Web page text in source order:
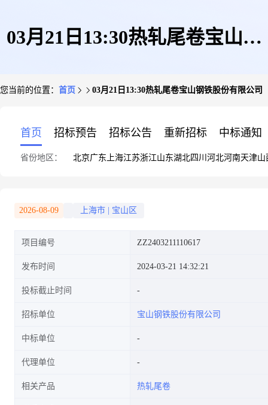
03月21日13:30热轧尾卷宝山钢
您当前的位置： 首页 03月21日13:30热轧尾卷宝山钢铁股份有限公司
首页 招标预告 招标公告 重新招标 中标通知
省份地区： 北京广东 上海江苏浙江山东湖北四川 河北河南天津山
2026-08-09 上海市 宝山区
项目编号 ZZ2403211110617
发布时间 2024-03-21 14:32:21
投标截止时间
招标单位 宝山钢铁股份有限公司
中标单位
代理单位
相关产品 热轧尾卷